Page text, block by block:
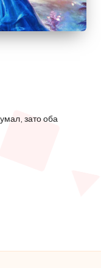
зато оба